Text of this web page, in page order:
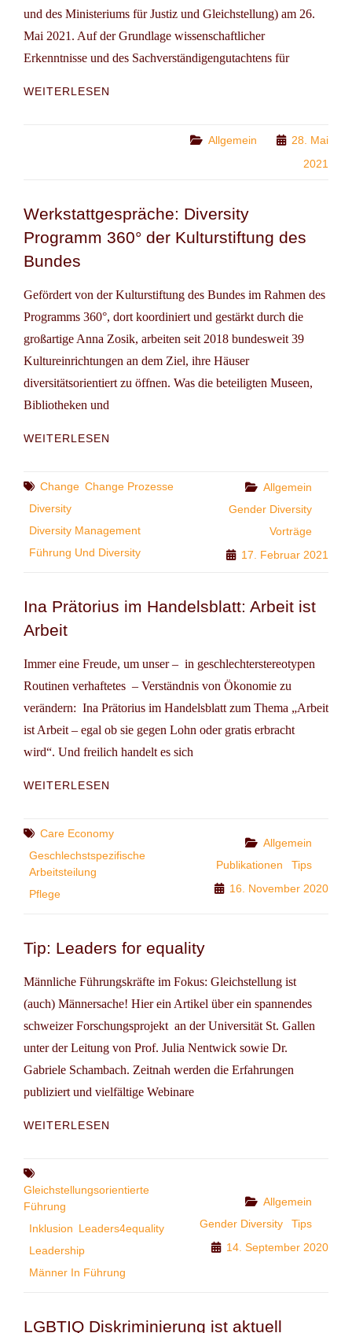
und des Ministeriums für Justiz und Gleichstellung) am 26.
Mai 2021. Auf der Grundlage wissenschaftlicher
Erkenntnisse und des Sachverständigengutachtens für
WEITERLESEN
Categories
Allgemein
28. Mai
2021
Werkstattgespräche: Diversity
Programm 360° der Kulturstiftung des
Bundes
Gefördert von der Kulturstiftung des Bundes im Rahmen des
Programms 360°, dort koordiniert und gestärkt durch die
großartige Anna Zosik, arbeiten seit 2018 bundesweit 39
Kultureinrichtungen an dem Ziel, ihre Häuser
diversitätsorientiert zu öffnen. Was die beteiligten Museen,
Bibliotheken und
WEITERLESEN
360°
DES
BUNDES
Tags
Change Change Prozesse
Diversity
Diversity Management
Führung Und Diversity
Categories
Allgemein
Gender Diversity
Vorträge
17. Februar 2021
Ina Prätorius im Handelsblatt: Arbeit ist
Arbeit
Immer eine Freude, um unser – in geschlechterstereotypen
Routinen verhaftetes – Verständnis von Ökonomie zu
verändern: Ina Prätorius im Handelsblatt zum Thema „Arbeit
ist Arbeit – egal ob sie gegen Lohn oder gratis erbracht
wird“. Und freilich handelt es sich
WEITERLESEN
HANDELSBLATT:
Tags
Care Economy
Geschlechstspezifische
Arbeitsteilung
Pflege
Categories
Allgemein
Publikationen
Tips
16. November 2020
Tip: Leaders for equality
Männliche Führungskräfte im Fokus: Gleichstellung ist
(auch) Männersache! Hier ein Artikel über ein spannendes
schweizer Forschungsprojekt an der Universität St. Gallen
unter der Leitung von Prof. Julia Nentwick sowie Dr.
Gabriele Schambach. Zeitnah werden die Erfahrungen
publiziert und vielfältige Webinare
WEITERLESEN
Gleichstellungsorientierte
Führung
Inklusion Leaders4equality
Leadership
Männer In Führung
Categories
Allgemein
Gender Diversity
Tips
14. September 2020
LGBTIQ Diskriminierung ist aktuell